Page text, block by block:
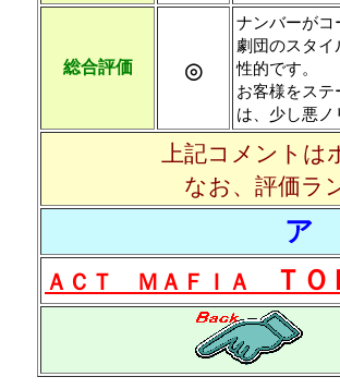
総合評価 ◎
ナンバーがコ
劇団のスタ
性的です。
お客様をス
は、少し悪
上記コメントは
なお、評価ラ
ア
ＡＣＴ ＭＡＦＩＡ Ｔ